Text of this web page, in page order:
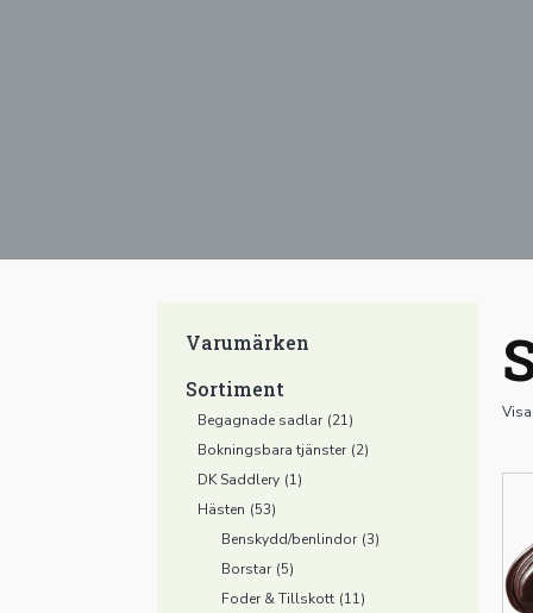
Varumärken
Sortiment
Begagnade sadlar (21)
Bokningsbara tjänster (2)
DK Saddlery (1)
Hästen (53)
Benskydd/benlindor (3)
Borstar (5)
Foder & Tillskott (11)